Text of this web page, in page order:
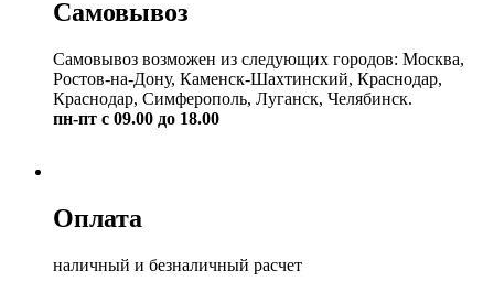
Самовывоз
Самовывоз возможен из следующих городов: Москва,
Ростов-на-Дону, Каменск-Шахтинский, Краснодар,
Краснодар, Симферополь, Луганск, Челябинск.
пн-пт с 09.00 до 18.00
Оплата
наличный и безналичный расчет